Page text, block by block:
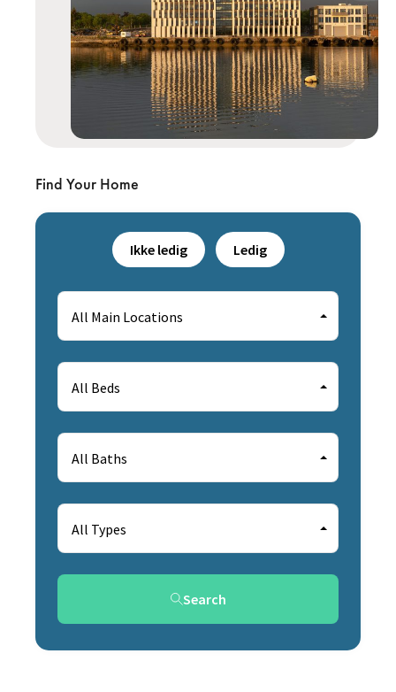
Find Your Home
Ikke ledig Ledig
All Main Locations
All Beds
All Baths
All Types
Search